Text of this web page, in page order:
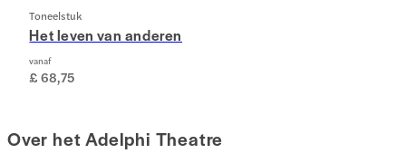
Toneelstuk
Het leven van anderen
vanaf
£ 68,75
Over het Adelphi Theatre